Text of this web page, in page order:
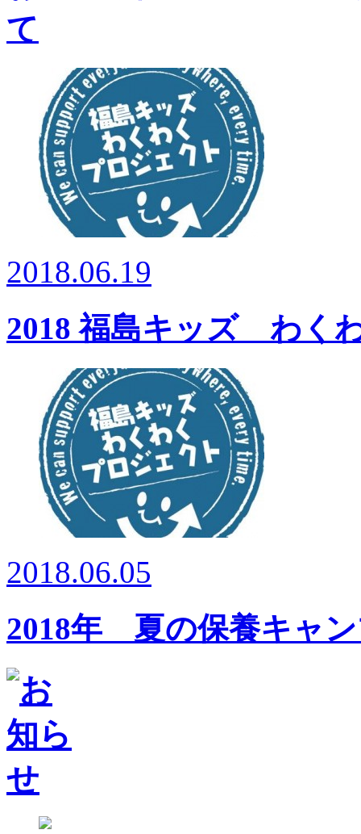
て
2018.06.19
2018 福島キッズ わく
2018.06.05
2018年 夏の保養キャ